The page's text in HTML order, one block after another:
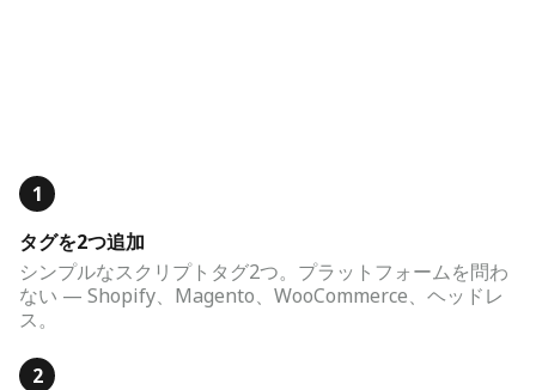
1
タグを2つ追加
シンプルなスクリプトタグ2つ。プラットフォームを問わ
ない — Shopify、Magento、WooCommerce、ヘッドレ
ス。
2